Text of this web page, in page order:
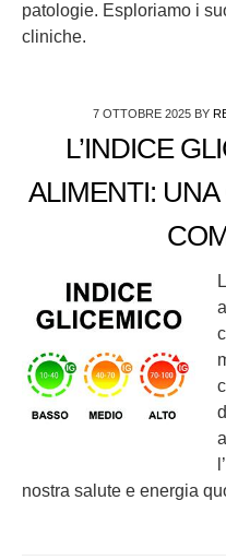
patologie. Esploriamo i
cliniche.
7 OTTOBRE 2025 BY
L’INDICE
ALIMENTI:
nostra salute e energia